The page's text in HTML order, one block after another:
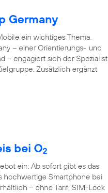
Germany
ein wichtiges Thema.
– einer Orientierungs- und
– engagiert sich der Spezialist
Zusätzlich ergänzt
bei O2
ein: Ab sofort gibt es das
hochwertige Smartphone bei
– ohne Tarif, SIM-Lock